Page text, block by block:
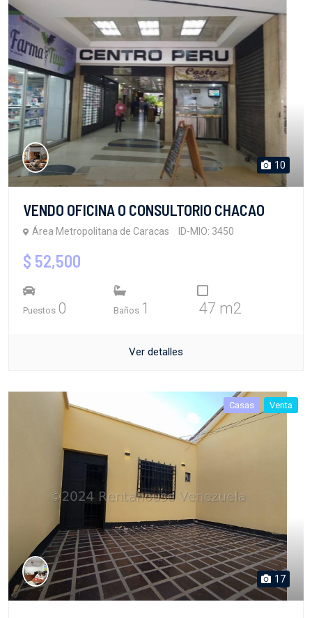
10
VENDO OFICINA O CONSULTORIO CHACAO
Área Metropolitana de Caracas ID-MIO: 3450
$ 52,500
Puestos 0 Baños 1 47 m2
Ver detalles
Casas Venta
17